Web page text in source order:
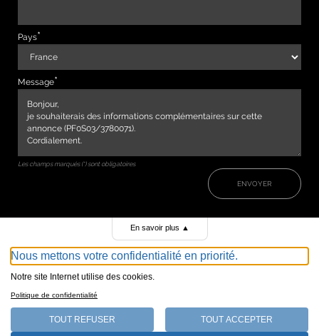
Pays
Message
Les champs marqués (*) sont obligatoires
ENVOYER
147, avenue de Malakoff 75116 Paris
En savoir plus ▲
Nous mettons votre confidentialité en priorité.
Notre site Internet utilise des cookies.
Politique de confidentialité
TOUT REFUSER TOUT ACCEPTER